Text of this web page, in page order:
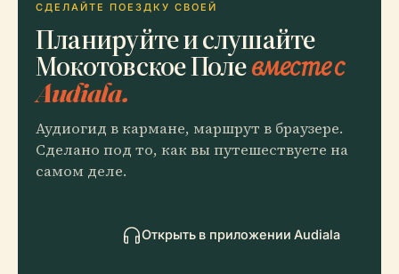
СДЕЛАЙТЕ ПОЕЗДКУ СВОЕЙ
Планируйте и слушайте
Мокотовское Полевместе с
Audiala.
Аудиогид в кармане, маршрут в браузере.
Сделано под то, как вы путешествуете на
самом деле.
Открыть в приложении Audiala